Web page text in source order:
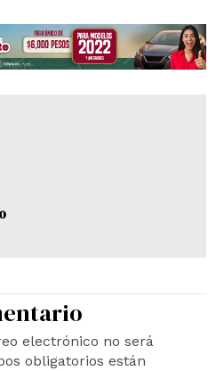
electrónico no será
obligatorios están